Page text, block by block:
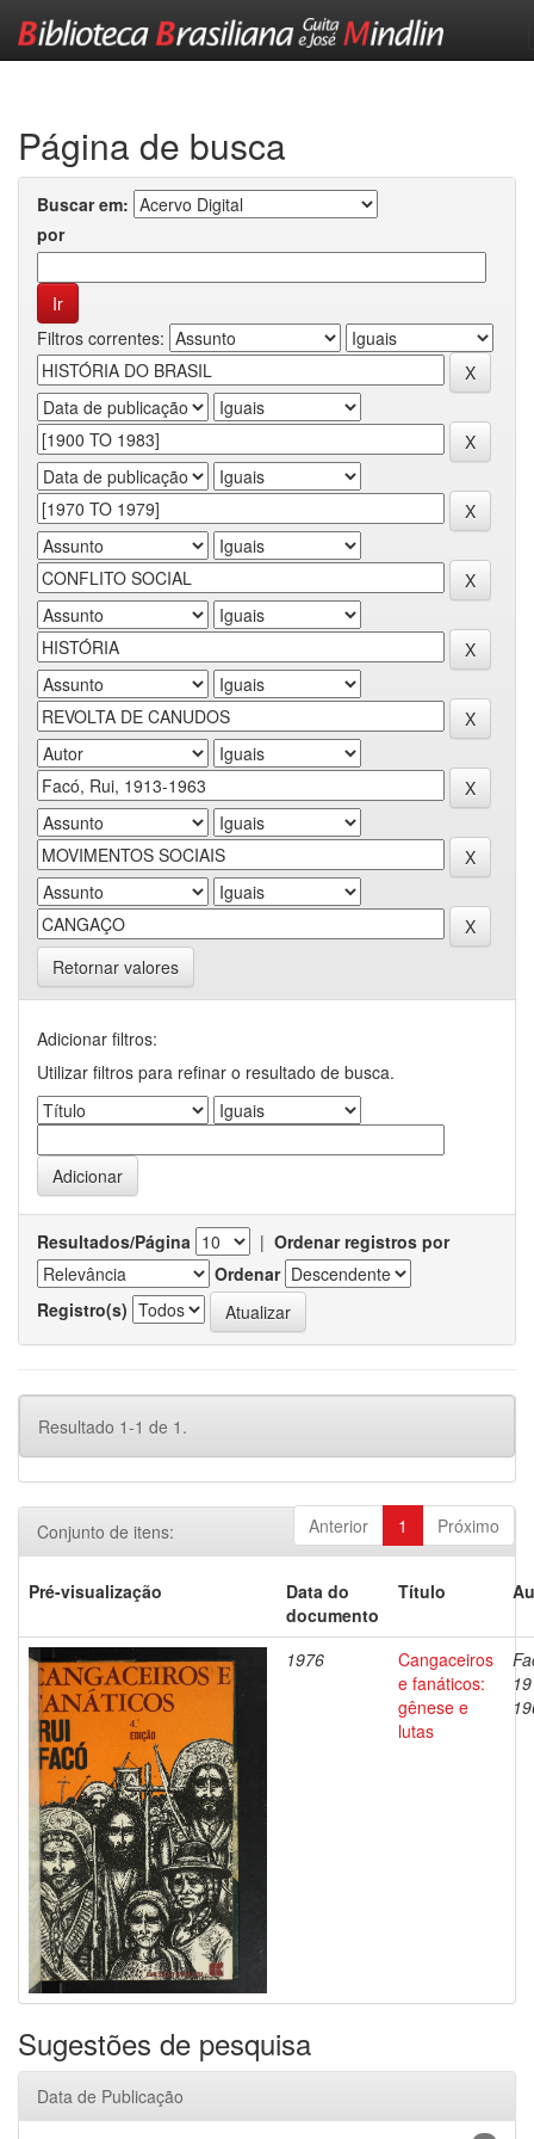
Página de busca
Buscar em:
por
Filtros correntes:
Retornar valores
Adicionar filtros:
Utilizar filtros para refinar o resultado de busca.
Resultados/Página | Ordenar registros por
Ordenar
Registro(s)
Resultado 1-1 de 1.
Anterior 1 Próximo
Conjunto de itens:
Pré-visualização
Data do
documento
Título
1976
Cangaceiros
e fanáticos:
gênese e
lutas
Sugestões de pesquisa
Data de Publicação